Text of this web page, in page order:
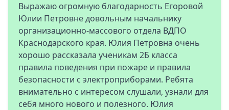
Выражаю огромную благодарность Егоровой
Юлии Петровне довольным начальнику
организационно-массового отдела ВДПО
Краснодарского края. Юлия Петровна очень
хорошо рассказала ученикам 2Б класса
правила поведения при пожаре и правила
безопасности с электроприборами. Ребята
внимательно с интересом слушали, узнали для
себя много нового и полезного. Юлия